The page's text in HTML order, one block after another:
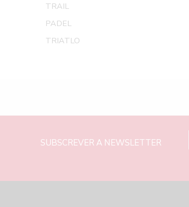
TRAIL
PADEL
TRIATLO
SUBSCREVER A NEWSLETTER